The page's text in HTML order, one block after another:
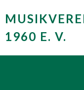
1960 E. V.